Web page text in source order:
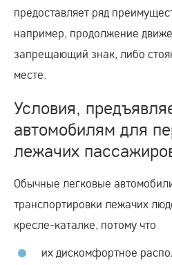
предоставляет ряд
например, продолжение
запрещающий знак, либо
месте.
Условия,
автомобилям для
лежачих
Обычные легковые
транспортировки лежачих
кресле-каталке, потому что
их дискомфортное